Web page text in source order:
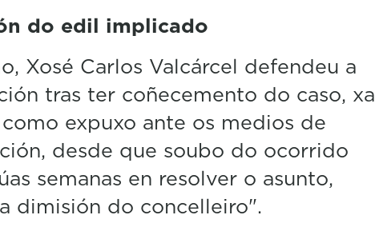
do edil implicado
Xosé Carlos Valcárcel defendeu a
tras ter coñecemento do caso, xa
expuxo ante os medios de
desde que soubo do ocorrido
semanas en resolver o asunto,
dimisión do concelleiro".